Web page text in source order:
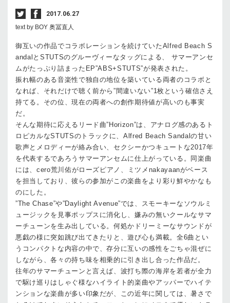
2017.06.27
text by BOY 奥冨直人
御互いの作品でコラボレーションを続けていたAlfred Beach S
andalとSTUTSのグルーヴィーなタッグによる、 サマーアンセ
ムがたっぷり詰まったEP”ABS+STUTS”が発表された。
振れ幅のある音楽性で独自の地位を築いている両者のコラボと
なれば、それだけで聴く前から”間違いない”1枚という確信さえ
持てる。その位、現在の両者への創作期待値が高いのも事実
だ。
そんな期待に応えるリード曲”Horizon”は、アナログ感のあるト
ロピカルなSTUTSのトラックに、Alfred Beach Sandalの甘い
歌声とメロディーが絡み合い、セクシーかつキュートな2017年
を代表するであろうサマーアンセムに仕上がっている。同楽曲
には、cero荒川佑がローズピアノ、ミツメnakayaanがベース
を担当しており、彼らの参加がこの楽曲をより彩り鮮やかなも
のにした。
”The Chase”や”Daylight Avenue”では、スモーキーなソウルミ
ュージックを見事ポップスに消化し、嫌みの無いクールなサマ
ーチューンを生み出している。何処かドリーミーなサウンドが
悪戯の様に突如跳び出てきたりと、遊び心も満載。全6曲とい
うコンパクトな内容の中で、存分に互いの感性をごちゃ混ぜに
しながら、各々の持ち味を相乗的に引き出し合った作品だ。
往年のサマーチューンと言えば、波打ち際の海岸を若者が全力
で駆け巡りはしゃぐ様なハイライト的楽曲やアッパーでハイテ
ンションな楽曲が多い印象だが、この近年に関しては、暑さで